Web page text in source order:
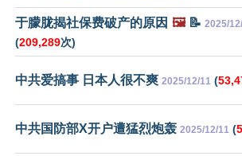
于朦胧揭社保费破产的原因 🖼️📝 2025/
(209,289次)
中共爱搞事 日本人很不爽 2025/12/11 (
中共国防部X开户遭猛烈炮轰 2025/12/11 (